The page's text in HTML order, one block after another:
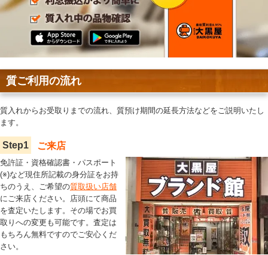
質ご利用の流れ
質入れからお受取りまでの流れ、質預け期間の延長方法などをご説明いたし
ます。
Step1 ご来店
免許証・資格確認書・パスポート
(※)など現住所記載の身分証をお持
ちのうえ、ご希望の質取扱い店舗
にご来店ください。店頭にて商品
を査定いたします。その場でお買
取りへの変更も可能です。査定は
もちろん無料ですのでご安心くだ
さい。